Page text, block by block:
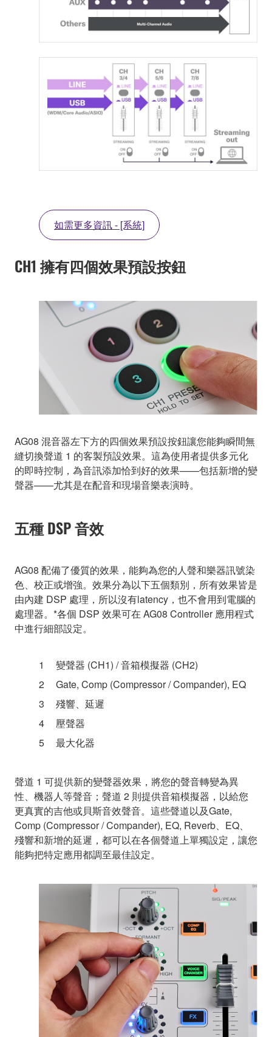
如需更多資訊 - [系統]
CH1 擁有四個效果預設按鈕
AG08 混音器左下方的四個效果預設按鈕讓您能夠瞬間無
縫切換聲道 1 的客製預設效果。這為使用者提供多元化
的即時控制，為音訊添加恰到好的效果——包括新增的變
聲器——尤其是在配音和現場音樂表演時。
五種 DSP 音效
AG08 配備了優質的效果，能夠為您的人聲和樂器訊號染
色、校正或增強。效果分為以下五個類別，所有效果皆是
由內建 DSP 處理，所以沒有latency，也不會用到電腦的
處理器。*各個 DSP 效果可在 AG08 Controller 應用程式
中進行細部設定。
變聲器 (CH1) / 音箱模擬器 (CH2)
Gate, Comp (Compressor / Compander), EQ
殘響、延遲
壓聲器
最大化器
聲道 1 可提供新的變聲器效果，將您的聲音轉變為異
性、機器人等聲音；聲道 2 則提供音箱模擬器，以給您
更真實的吉他或貝斯音效聲音。這些聲道以及Gate,
Comp (Compressor / Compander), EQ, Reverb、EQ、
殘響和新增的延遲，都可以在各個聲道上單獨設定，讓您
能夠把特定應用都調至最佳設定。